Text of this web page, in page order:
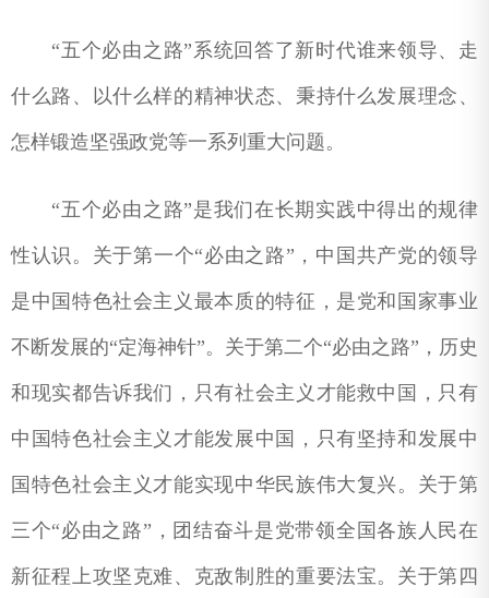
“五个必由之路”系统回答了新时代谁来领导、走
什么路、以什么样的精神状态、秉持什么发展理念、
怎样锻造坚强政党等一系列重大问题。
“五个必由之路”是我们在长期实践中得出的规律
性认识。关于第一个“必由之路”，中国共产党的领导
是中国特色社会主义最本质的特征，是党和国家事业
不断发展的“定海神针”。关于第二个“必由之路”，历史
和现实都告诉我们，只有社会主义才能救中国，只有
中国特色社会主义才能发展中国，只有坚持和发展中
国特色社会主义才能实现中华民族伟大复兴。关于第
三个“必由之路”，团结奋斗是党带领全国各族人民在
新征程上攻坚克难、克敌制胜的重要法宝。关于第四